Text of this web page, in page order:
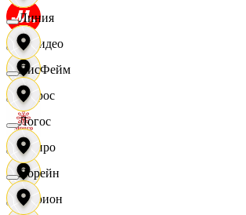
МВидео
Мирос
Монро
Морион
Линия
ЛисФейм
Логос
Лорейн